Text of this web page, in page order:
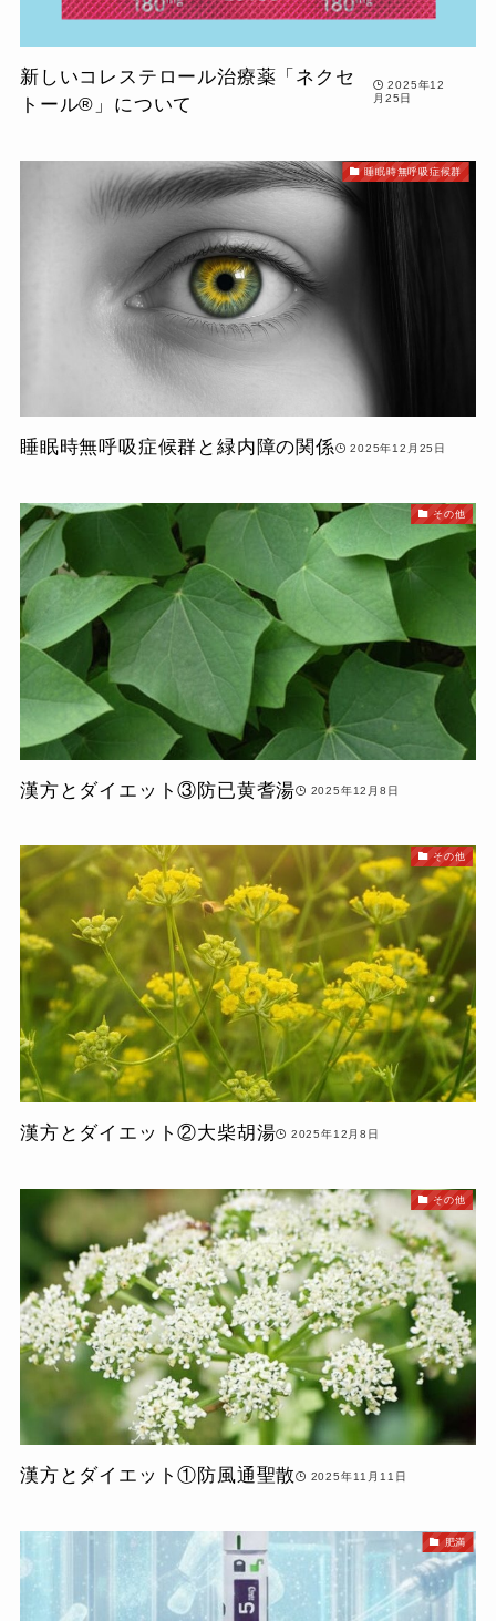
新しいコレステロール治療薬「ネクセ
トール®」について
2025年12
月25日
睡眠時無呼吸症候群
睡眠時無呼吸症候群と緑内障の関係 2025年12月25日
その他
漢方とダイエット③防已黄耆湯 2025年12月8日
その他
漢方とダイエット②大柴胡湯 2025年12月8日
その他
漢方とダイエット①防風通聖散 2025年11月11日
肥満